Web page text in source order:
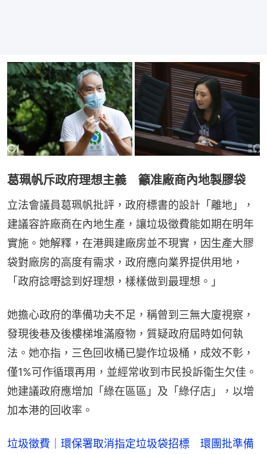
葛珮帆斥政府理想主義 籲准廠商內地製膠袋
立法會議員葛珮帆批評，政府標書的設計「離地」，
建議容許廠商在內地生產，讓垃圾徵費能如期在明年
實施。她解釋，在港興建廠房並不現實，因生產大膠
袋對廠房的高度有需求，政府應向業界提供用地，
「政府諗嘢諗到好理想，樣樣做到最理想。」
她擔心政府的準備功夫不足，稱曾到三無大廈視察，
發現後巷及後樓梯堆滿廢物，質疑政府屆時如何執
法。她亦指，三色回收桶已變作垃圾桶，成效不彰，
僅1%可作循環再用，並經常收到市民投訴衞生欠佳。
她建議政府應增加「綠在區區」及「綠仔店」，以增
加本港的回收率。
垃圾徵費｜環保署取消指定垃圾袋招標 環團批準備